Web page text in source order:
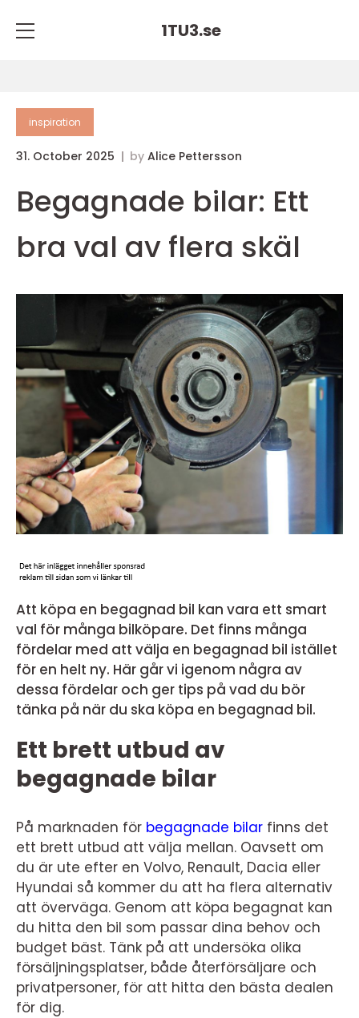
1TU3.se
inspiration
31. October 2025 by Alice Pettersson
Begagnade bilar: Ett
bra val av flera skäl
Att köpa en begagnad bil kan vara ett smart
val för många bilköpare. Det finns många
fördelar med att välja en begagnad bil istället
för en helt ny. Här går vi igenom några av
dessa fördelar och ger tips på vad du bör
tänka på när du ska köpa en begagnad bil.
Ett brett utbud av
begagnade bilar
På marknaden för begagnade bilar finns det
ett brett utbud att välja mellan. Oavsett om
du är ute efter en Volvo, Renault, Dacia eller
Hyundai så kommer du att ha flera alternativ
att överväga. Genom att köpa begagnat kan
du hitta den bil som passar dina behov och
budget bäst. Tänk på att undersöka olika
försäljningsplatser, både återförsäljare och
privatpersoner, för att hitta den bästa dealen
för dig.